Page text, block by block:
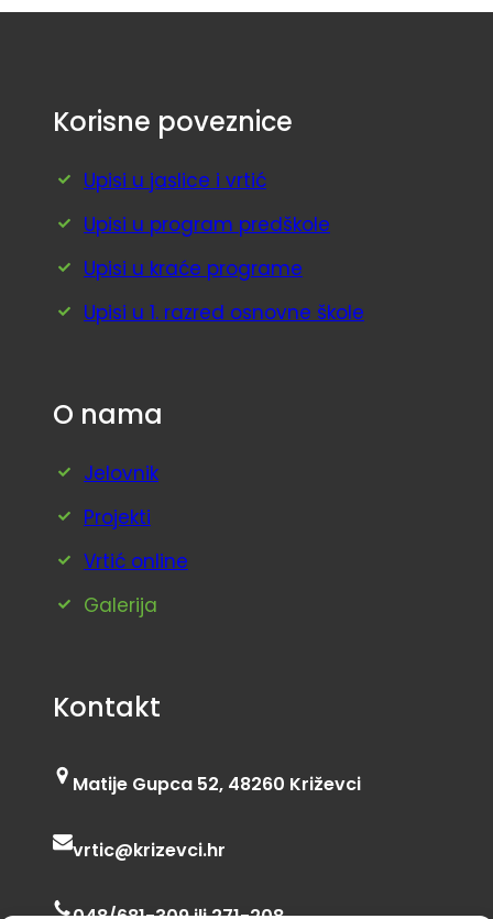
Korisne poveznice
Upisi u jaslice i vrtić
Upisi u program predškole
Upisi u kraće programe
Upisi u 1. razred osnovne škole
O nama
Jelovnik
Projekti
Vrtić online
Galerija
Kontakt
Matije Gupca 52, 48260 Križevci
vrtic@krizevci.hr